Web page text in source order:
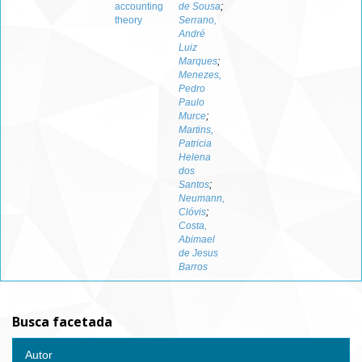
accounting
theory
de Sousa;
Serrano,
André
Luiz
Marques;
Menezes,
Pedro
Paulo
Murce;
Martins,
Patricia
Helena
dos
Santos;
Neumann,
Clóvis;
Costa,
Abimael
de Jesus
Barros
Busca facetada
Autor